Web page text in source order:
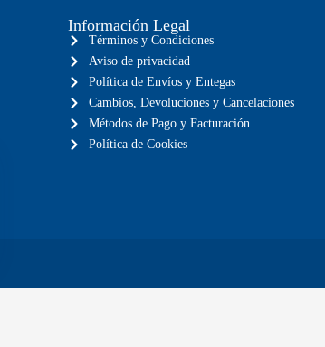
Información Legal
Términos y Condiciones
Aviso de privacidad
Política de Envíos y Entegas
Cambios, Devoluciones y Cancelaciones
Métodos de Pago y Facturación
Política de Cookies